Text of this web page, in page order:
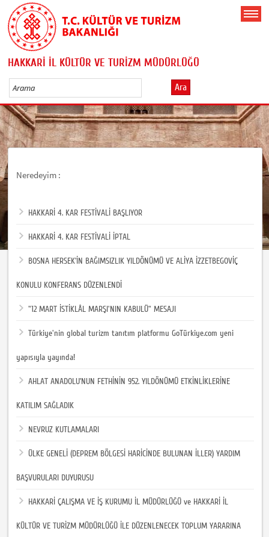
HAKKARİ İL KÜLTÜR VE TURİZM MÜDÜRLÜĞÜ
Ara
Neredeyim :
HAKKARİ 4. KAR FESTİVALİ BAŞLIYOR
HAKKARİ 4. KAR FESTİVALİ İPTAL
BOSNA HERSEK’İN BAĞIMSIZLIK YILDÖNÜMÜ VE ALİYA İZZETBEGOVİÇ
KONULU KONFERANS DÜZENLENDİ
"12 MART İSTİKLÂL MARŞI'NIN KABULÜ" MESAJI
Türkiye'nin global turizm tanıtım platformu GoTürkiye.com yeni
yapısıyla yayında!
AHLAT ANADOLU’NUN FETHİNİN 952. YILDÖNÜMÜ ETKİNLİKLERİNE
KATILIM SAĞLADIK
NEVRUZ KUTLAMALARI
ÜLKE GENELİ (DEPREM BÖLGESİ HARİCİNDE BULUNAN İLLER) YARDIM
BAŞVURULARI DUYURUSU
HAKKARİ ÇALIŞMA VE İŞ KURUMU İL MÜDÜRLÜĞÜ ve HAKKARİ İL
KÜLTÜR VE TURİZM MÜDÜRLÜĞÜ İLE DÜZENLENECEK TOPLUM YARARINA